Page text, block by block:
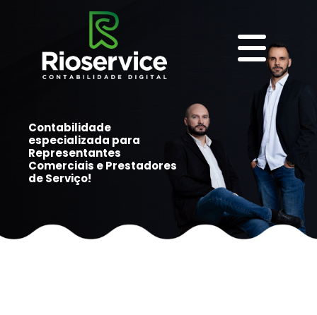
Contabilidade
especializada para
Representantes
Comerciais e Prestadores
de Serviço!